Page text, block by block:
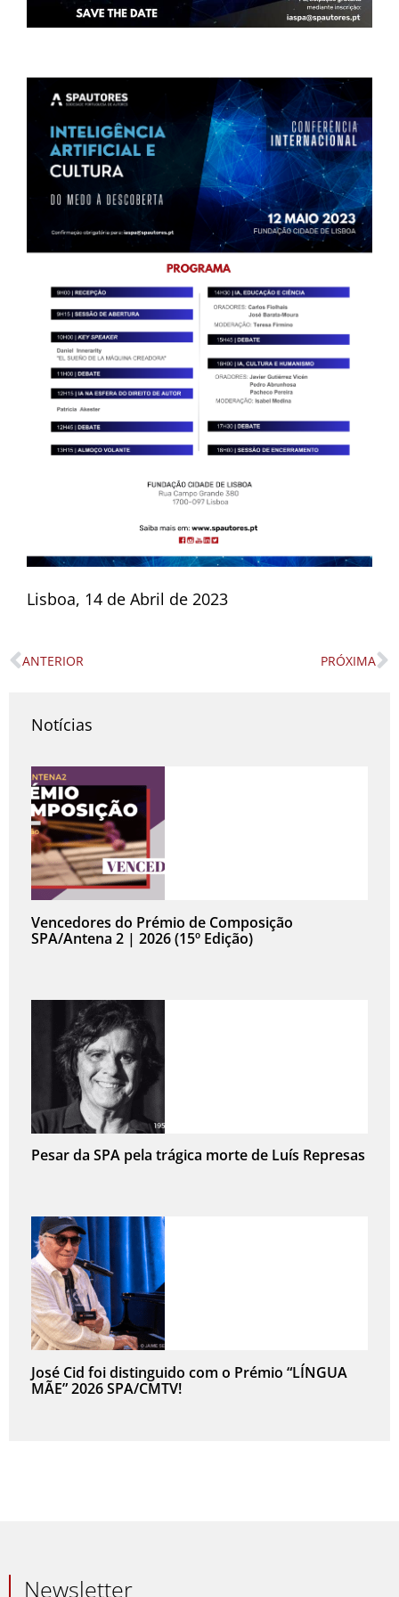
Lisboa, 14 de Abril de 2023
Prev
ANTERIOR PRÓXIMA
Notícias
Vencedores do Prémio de Composição
SPA/Antena 2 | 2026 (15º Edição)
Pesar da SPA pela trágica morte de Luís Represas
José Cid foi distinguido com o Prémio “LÍNGUA
MÃE” 2026 SPA/CMTV!
Newsletter